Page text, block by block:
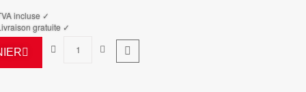
incluse ✓
gratuite ✓